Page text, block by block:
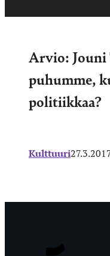
Arvio:
puhumme,
politiikkaa?
Kulttuuri